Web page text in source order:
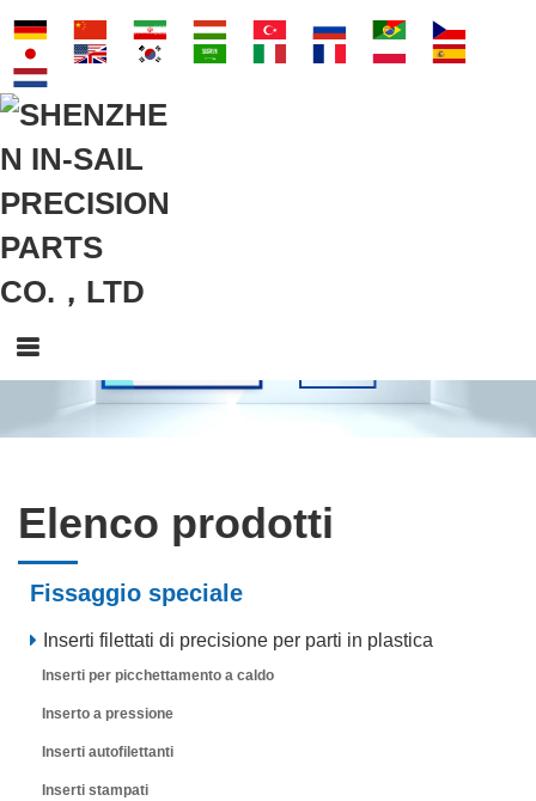
Elenco prodotti
Fissaggio speciale
Inserti filettati di precisione per parti in plastica
Inserti per picchettamento a caldo
Inserto a pressione
Inserti autofilettanti
Inserti stampati